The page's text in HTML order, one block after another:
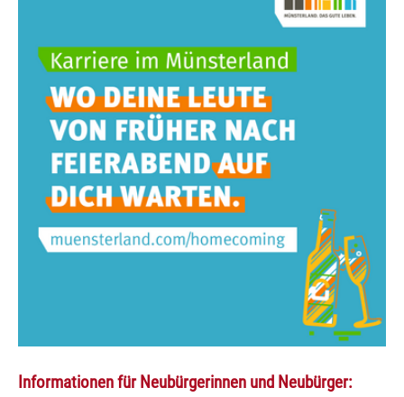
Informationen für Neubürgerinnen und Neubürger: